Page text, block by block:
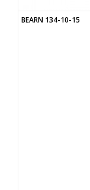
BEARN 134-10-15